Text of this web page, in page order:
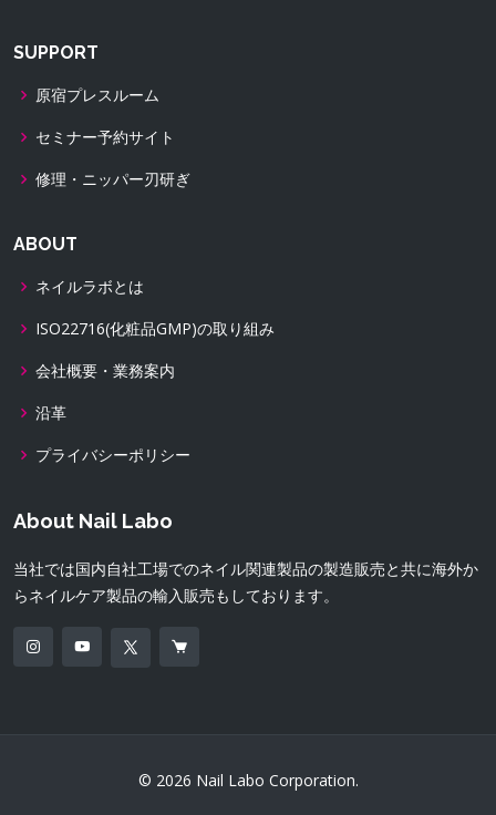
SUPPORT
原宿プレスルーム
セミナー予約サイト
修理・ニッパー刃研ぎ
ABOUT
ネイルラボとは
ISO22716(化粧品GMP)の取り組み
会社概要・業務案内
沿革
プライバシーポリシー
About Nail Labo
当社では国内自社工場でのネイル関連製品の製造販売と共に海外か
らネイルケア製品の輸入販売もしております。
© 2026 Nail Labo Corporation.